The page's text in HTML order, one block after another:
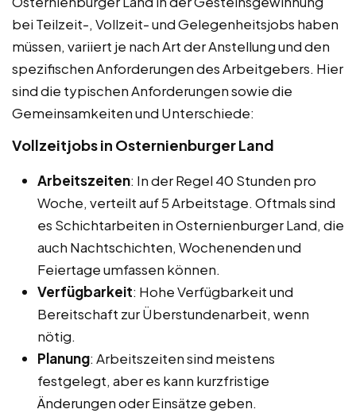
bei Teilzeit-, Vollzeit- und Gelegenheitsjobs haben
müssen, variiert je nach Art der Anstellung und den
spezifischen Anforderungen des Arbeitgebers. Hier
sind die typischen Anforderungen sowie die
Gemeinsamkeiten und Unterschiede:
Vollzeitjobs in Osternienburger Land
Arbeitszeiten: In der Regel 40 Stunden pro
Woche, verteilt auf 5 Arbeitstage. Oftmals sind
es Schichtarbeiten in Osternienburger Land, die
auch Nachtschichten, Wochenenden und
Feiertage umfassen können.
Verfügbarkeit: Hohe Verfügbarkeit und
Bereitschaft zur Überstundenarbeit, wenn
nötig.
Planung: Arbeitszeiten sind meistens
festgelegt, aber es kann kurzfristige
Änderungen oder Einsätze geben.